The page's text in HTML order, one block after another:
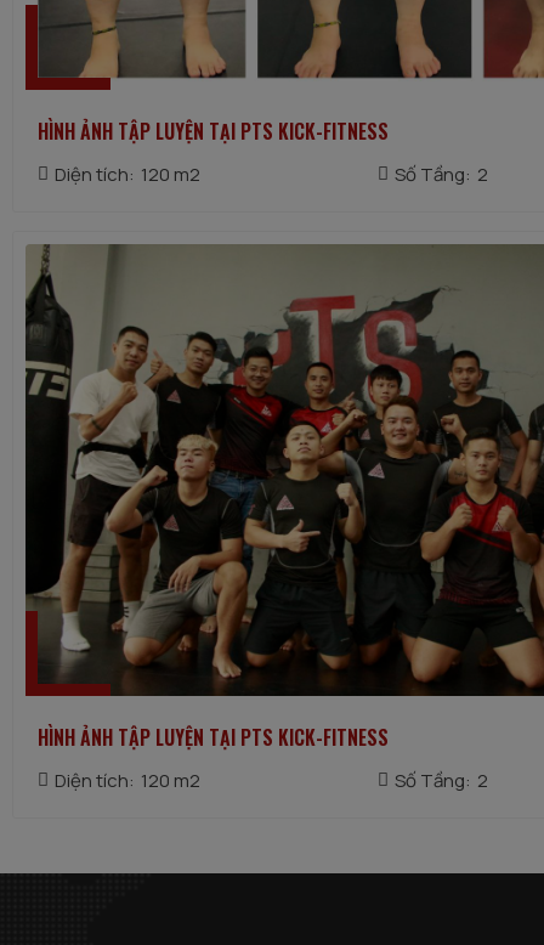
HÌNH ẢNH TẬP LUYỆN TẠI PTS KICK-FITNESS
Diện tích: 120 m2 Số Tầng: 2
HÌNH ẢNH TẬP LUYỆN TẠI PTS KICK-FITNESS
Diện tích: 120 m2 Số Tầng: 2